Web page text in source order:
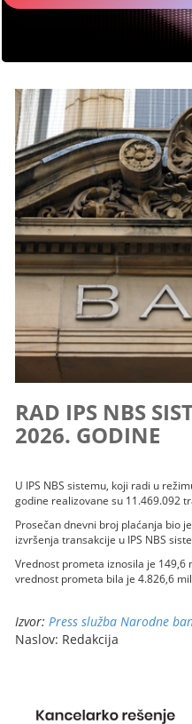
RAD IPS NBS
2026. GODINE
U IPS NBS sistemu, koji radi u
godine realizovane su 11.469.092
Prosečan dnevni broj plaćanja bio
izvršenja transakcije u IPS NBS
Vrednost prometa iznosila je
vrednost prometa bila je 4.826,6
Izvor:Press služba Narodne
Naslov: Redakcija